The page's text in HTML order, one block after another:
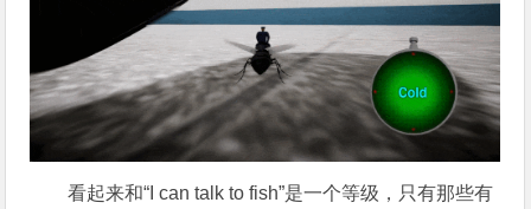
看起来和“I can talk to fish”是一个等级，只有那些有